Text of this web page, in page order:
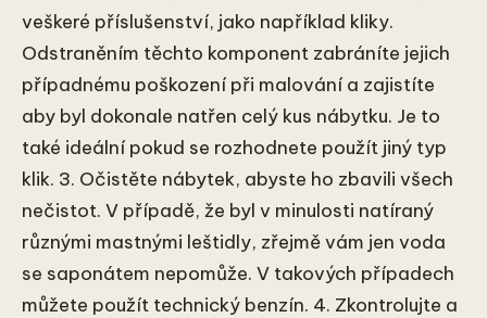
veškeré příslušenství, jako například kliky.
Odstraněním těchto komponent zabráníte jejich
případnému poškození při malování a zajistíte
aby byl dokonale natřen celý kus nábytku. Je to
také ideální pokud se rozhodnete použít jiný typ
klik. 3. Očistěte nábytek, abyste ho zbavili všech
nečistot. V případě, že byl v minulosti natíraný
různými mastnými leštidly, zřejmě vám jen voda
se saponátem nepomůže. V takových případech
můžete použít technický benzín. 4. Zkontrolujte a